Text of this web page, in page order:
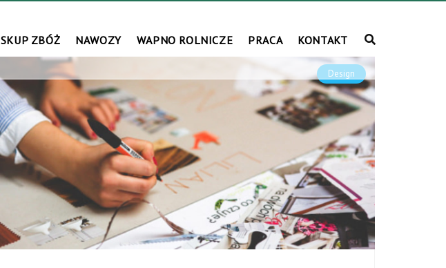
SKUP ZBÓŻ NAWOZY WAPNO ROLNICZE PRACA KONTAKT
Design